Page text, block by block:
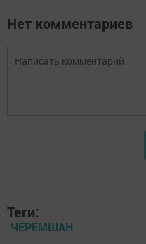
Нет комментариев
Теги:
ЧЕРЕМШАН